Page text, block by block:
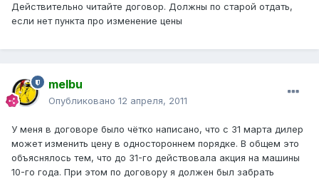
Действительно читайте договор. Должны по старой отдать,
если нет пункта про изменение цены
melbu
Опубликовано 12 апреля, 2011
У меня в договоре было чётко написано, что с 31 марта дилер
может изменить цену в одностороннем порядке. В общем это
объяснялось тем, что до 31-го действовала акция на машины
10-го года. При этом по договору я должен был забрать